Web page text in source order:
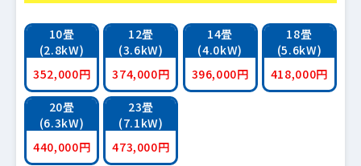
10畳
(2.8kW)
352,000円
12畳
(3.6kW)
374,000円
14畳
(4.0kW)
396,000円
18畳
(5.6kW)
418,000円
20畳
(6.3kW)
440,000円
23畳
(7.1kW)
473,000円